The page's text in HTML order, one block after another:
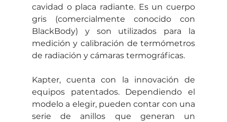
cavidad o placa radiante. Es un cuerpo
gris (comercialmente conocido con
BlackBody) y son utilizados para la
medición y calibración de termómetros
de radiación y cámaras termográficas.
Kapter, cuenta con la innovación de
equipos patentados. Dependiendo el
modelo a elegir, pueden contar con una
serie de anillos que generan un